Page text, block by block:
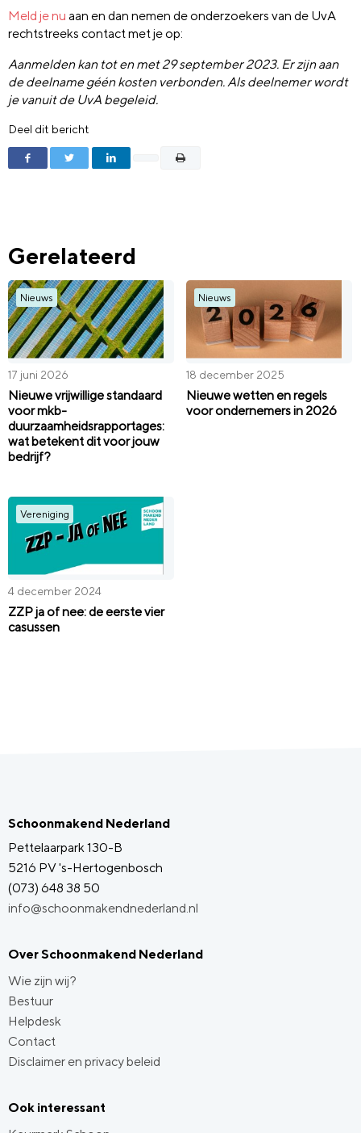
Meld je nu aan en dan nemen de onderzoekers van de UvA
rechtstreeks contact met je op:
Aanmelden kan tot en met 29 september 2023. Er zijn aan
de deelname géén kosten verbonden. Als deelnemer wordt
je vanuit de UvA begeleid.
Deel dit bericht
Gerelateerd
Nieuws
17 juni 2026
Nieuwe vrijwillige standaard
voor mkb-
duurzaamheidsrapportages:
wat betekent dit voor jouw
bedrijf?
Nieuws
18 december 2025
Nieuwe wetten en regels
voor ondernemers in 2026
Vereniging
4 december 2024
ZZP ja of nee: de eerste vier
casussen
Schoonmakend Nederland
Pettelaarpark 130-B
5216 PV 's-Hertogenbosch
(073) 648 38 50
info@schoonmakendnederland.nl
Over Schoonmakend Nederland
Wie zijn wij?
Bestuur
Helpdesk
Contact
Disclaimer en privacy beleid
Ook interessant